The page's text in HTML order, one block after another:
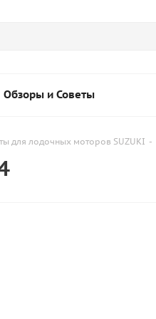
Обзоры и Советы
для лодочных моторов SUZUKI -